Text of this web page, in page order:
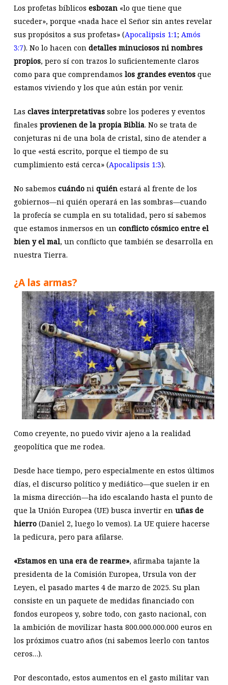
Los profetas bíblicos esbozan«lo que tiene que
suceder», porque «nada hace el Señor sin antes revelar
sus propósitos a sus profetas» (Apocalipsis 1:1; Amós
3:7). No lo hacen con detalles minuciosos ni nombres
propios, pero sí con trazos lo suficientemente claros
como para que comprendamos los grandes eventosque
estamos viviendo y los que aún están por venir.
Las claves interpretativassobre los poderes y eventos
finales provienen de la propia Biblia. No se trata de
conjeturas ni de una bola de cristal, sino de atender a
lo que «está escrito, porque el tiempo de su
cumplimiento está cerca» (Apocalipsis 1:3).
No sabemos cuándoni quiénestará al frente de los
gobiernos—ni quién operará en las sombras—cuando
la profecía se cumpla en su totalidad, pero sí sabemos
que estamos inmersos en un conflicto cósmico entre el
bien y el mal, un conflicto que también se desarrolla en
nuestra Tierra.
¿A las armas?
Como creyente, no puedo vivir ajeno a la realidad
geopolítica que me rodea.
Desde hace tiempo, pero especialmente en estos últimos
días, el discurso político y mediático—que suelen ir en
la misma dirección—ha ido escalando hasta el punto de
que la Unión Europea (UE) busca invertir en uñas de
hierro(Daniel 2, luego lo vemos). La UE quiere hacerse
la pedicura, pero para afilarse.
«Estamos en una era de rearme», afirmaba tajante la
presidenta de la Comisión Europea, Ursula von der
Leyen, el pasado martes 4 de marzo de 2025. Su plan
consiste en un paquete de medidas financiado con
fondos europeos y, sobre todo, con gasto nacional, con
la ambición de movilizar hasta 800.000.000.000 euros en
los próximos cuatro años (ni sabemos leerlo con tantos
ceros…).
Por descontado, estos aumentos en el gasto militar van